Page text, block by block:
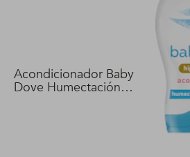
Acondicionador Baby
Dove Humectación